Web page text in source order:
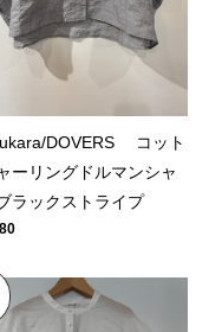
DOVERS コット
ーリングドルマンシャ
ックストライプ